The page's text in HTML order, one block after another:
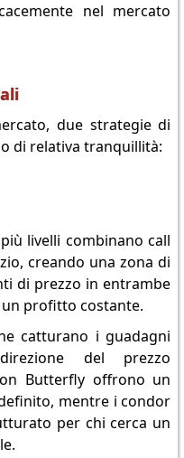
nel mercato
due strategie di
di relativa tranquillità:
livelli combinano call
creando una zona di
di prezzo in entrambe
profitto costante.
catturano i guadagni
del prezzo
Butterfly offrono un
mentre i condor
per chi cerca un